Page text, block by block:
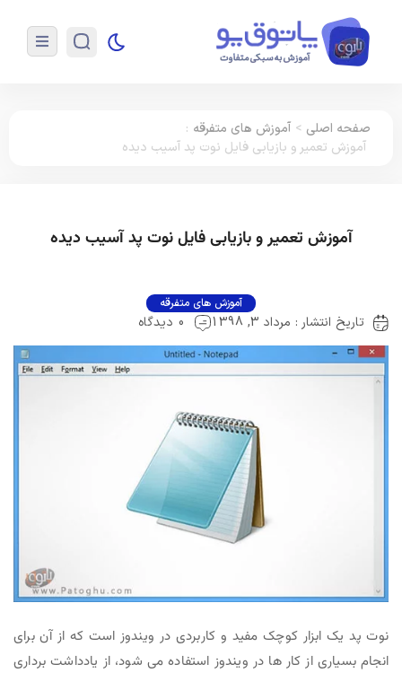
صفحه اصلی > آموزش های متفرقه :
آموزش تعمیر و بازیابی فایل نوت پد آسیب دیده
آموزش تعمیر و بازیابی فایل نوت پد آسیب دیده
آموزش های متفرقه
تاریخ انتشار : مرداد 3, 1398 0 دیدگاه
نوت پد یک ابزار کوچک مفید و کاربردی در ویندوز است که از آن برای
انجام بسیاری از کار ها در ویندوز استفاده می شود، از یادداشت برداری